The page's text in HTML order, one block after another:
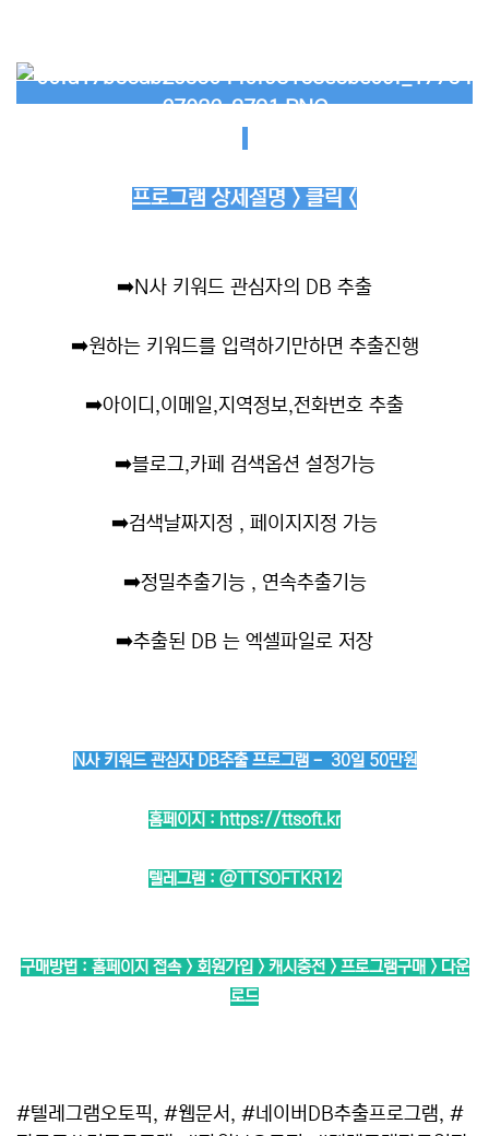
프로그램 상세설명 > 클릭 <
➡️N사 키워드 관심자의 DB 추출
➡️원하는 키워드를 입력하기만하면 추출진행
➡️아이디,이메일,지역정보,전화번호 추출
➡️블로그,카페 검색옵션 설정가능
➡️검색날짜지정 , 페이지지정 가능
➡️정밀추출기능 , 연속추출기능
➡️추출된 DB 는 엑셀파일로 저장
N사 키워드 관심자 DB추출 프로그램 - 30일 50만원
홈페이지 : https://ttsoft.kr
텔레그램 : @TTSOFTKR12
구매방법 : 홈페이지 접속 > 회원가입 > 캐시충전 > 프로그램구매 > 다운
로드
#텔레그램오토픽, #웹문서, #네이버DB추출프로그램, #